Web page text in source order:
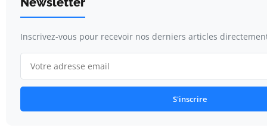
Inscrivez-vous pour recevoir nos derniers articles
S'inscrire